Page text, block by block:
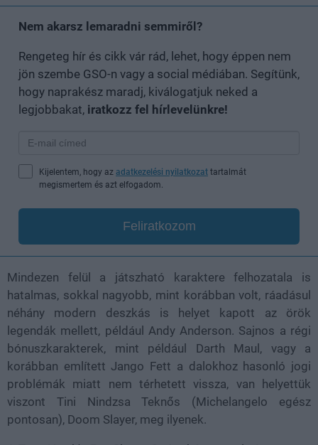
Nem akarsz lemaradni semmiről?
Rengeteg hír és cikk vár rád, lehet, hogy éppen nem
jön szembe GSO-n vagy a social médiában. Segítünk,
hogy naprakész maradj, kiválogatjuk neked a
legjobbakat, iratkozz fel hírlevelünkre!
Kijelentem, hogy az adatkezelési nyilatkozat tartalmát
megismertem és azt elfogadom.
Feliratkozom
Mindezen felül a játszható karaktere felhozatala is
hatalmas, sokkal nagyobb, mint korábban volt, ráadásul
néhány modern deszkás is helyet kapott az örök
legendák mellett, például Andy Anderson. Sajnos a régi
bónuszkarakterek, mint például Darth Maul, vagy a
korábban említett Jango Fett a dalokhoz hasonló jogi
problémák miatt nem térhetett vissza, van helyettük
viszont Tini Nindzsa Teknős (Michelangelo egész
pontosan), Doom Slayer, meg ilyenek.